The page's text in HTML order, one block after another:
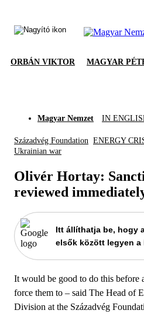
ORBÁN VIKTOR MAGYAR
Magyar Nemzet IN
Századvég Foundation ENERGY
Ukrainian war
Olivér Hortay:
reviewed
Itt állíthatja be, hogy
elsők között legyen a
It would be good to do this before
force them to – said The Head of
Division at the Századvég